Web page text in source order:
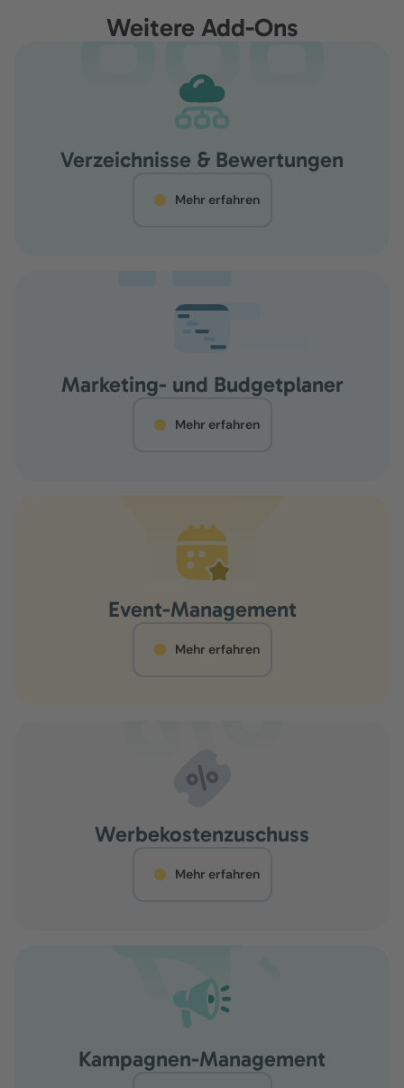
Weitere Add-Ons
Verzeichnisse & Bewertungen
Mehr erfahren
Marketing- und Budgetplaner
Mehr erfahren
Event-Management
Mehr erfahren
Werbekostenzuschuss
Mehr erfahren
Kampagnen-Management